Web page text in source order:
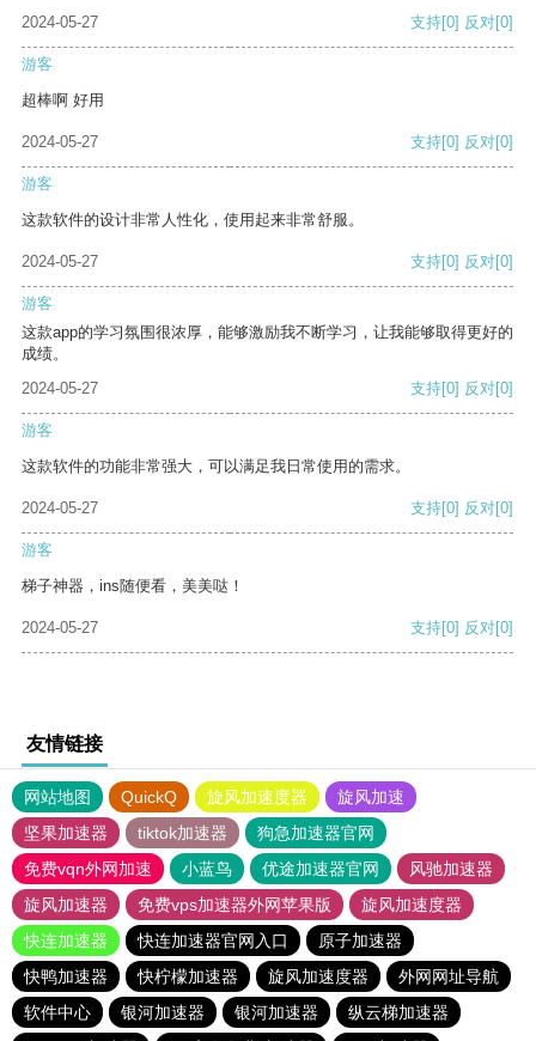
2024-05-27 支持[0] 反对[0]
游客
超棒啊 好用
2024-05-27 支持[0] 反对[0]
游客
这款软件的设计非常人性化，使用起来非常舒服。
2024-05-27 支持[0] 反对[0]
游客
这款app的学习氛围很浓厚，能够激励我不断学习，让我能够取得更好的
成绩。
2024-05-27
支持[0] 反对[0]
游客
这款软件的功能非常强大，可以满足我日常使用的需求。
2024-05-27 支持[0] 反对[0]
游客
梯子神器，ins随便看，美美哒！
2024-05-27 支持[0] 反对[0]
友情链接
网站地图 QuickQ 旋风加速度器
旋风加速
坚果加速器
tiktok加速器
狗急加速器官网
免费vqn外网加速
小蓝鸟 优途加速器官网
风驰加速器
旋风加速器
免费vps加速器外网苹果版
旋风加速度器
快连加速器
快连加速器官网入口
原子加速器
快鸭加速器
快柠檬加速器 旋风加速度器
外网网址导航
软件中心
银河加速器 银河加速器
纵云梯加速器